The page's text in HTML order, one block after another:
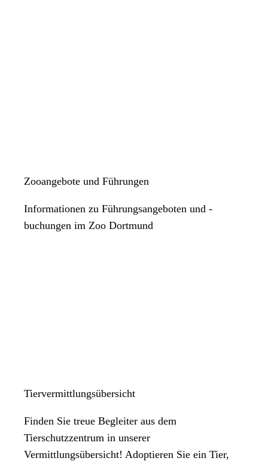
Zooangebote und Führungen
Informationen zu Führungsangeboten und -
buchungen im Zoo Dortmund
Tiervermittlungsübersicht
Finden Sie treue Begleiter aus dem
Tierschutzzentrum in unserer
Vermittlungsübersicht! Adoptieren Sie ein Tier,